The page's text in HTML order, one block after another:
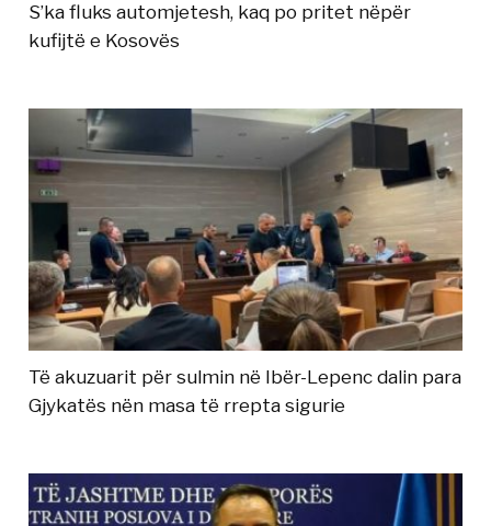
S’ka fluks automjetesh, kaq po pritet nëpër
kufijtë e Kosovës
Të akuzuarit për sulmin në Ibër-Lepenc dalin para
Gjykatës nën masa të rrepta sigurie